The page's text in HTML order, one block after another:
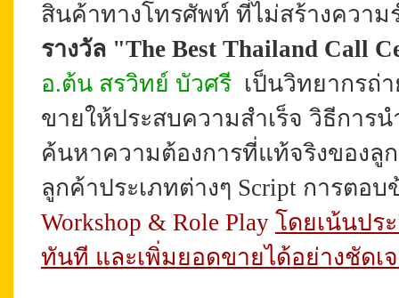
สินค้าทางโทรศัพท์ ที่ไม่สร้างควา
รางวัล "The Best Thailand Call
อ.ต้น สรวิทย์ บัวศรี เป็นวิทยากรถ่
ขายให้ประสบความสำเร็จ วิธีการน
ค้นหาความต้องการที่แท้จริงของลู
ลูกค้าประเภทต่างๆ Script การตอ
Workshop & Role Play โดยเน้นปร
ทันที และเพิ่มยอดขายได้อย่างชัดเ